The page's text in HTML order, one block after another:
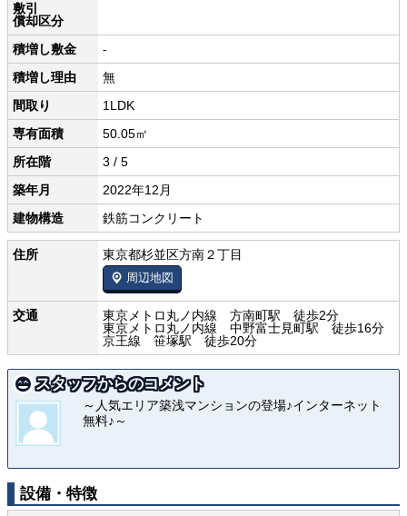
敷引
償却区分
積増し敷金
-
積増し理由
無
間取り
1LDK
専有面積
50.05㎡
所在階
3 / 5
築年月
2022年12月
建物構造
鉄筋コンクリート
住所 東京都杉並区方南２丁目
周辺地図
交通
東京メトロ丸ノ内線 方南町駅 徒歩2分
東京メトロ丸ノ内線 中野富士見町駅 徒歩16分
京王線 笹塚駅 徒歩20分
スタッフからのコメント
～人気エリア築浅マンションの登場♪インターネット
無料♪～
設備・特徴